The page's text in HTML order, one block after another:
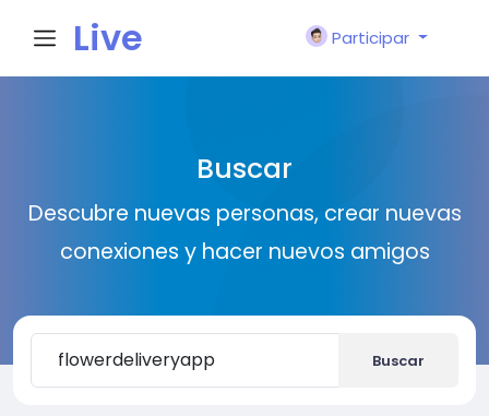
Live
n
Participar
Buscar
Descubre nuevas personas, crear nuevas
conexiones y hacer nuevos amigos
Buscar